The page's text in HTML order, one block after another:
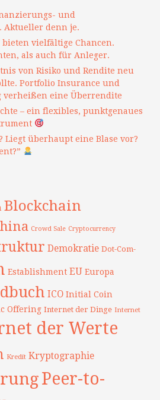
und
Aktueller denn je.
vielfältige Chancen.
als auch für Anleger.
von Risiko und Rendite neu
Portfolio Insurance und
verheißen eine Überrendite
– ein flexibles, punktgenaues
Liegt überhaupt eine Blase vor?
Blockchain
Crowd Sale Cryptocurrency
Demokratie Dot-Com-
Establishment EU Europa
ICO Initial Coin
Offering Internet der Dinge Internet
der Werte
Kredit Kryptographie
Peer-to-